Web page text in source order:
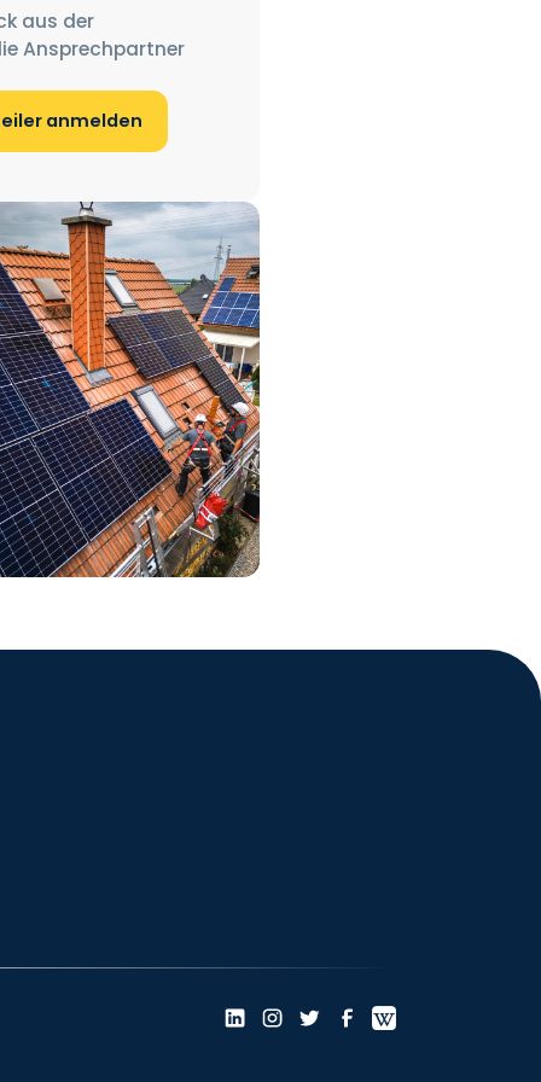
aus der
Ansprechpartner
anmelden